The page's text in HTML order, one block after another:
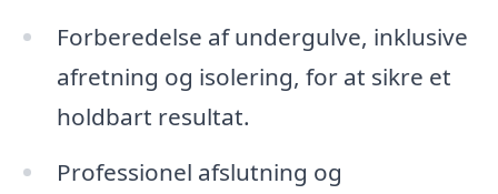
Forberedelse af undergulve, inklusive
afretning og isolering, for at sikre et
holdbart resultat.
Professionel afslutning og